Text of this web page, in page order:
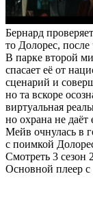
Бернард
то Долорес,
В парке второй
спасает её от
сценарий и
но та вскоре
виртуальная
но охрана не даёт
Мейв очнулась в
с поимкой
Смотреть 3 сезон
Основной плеер